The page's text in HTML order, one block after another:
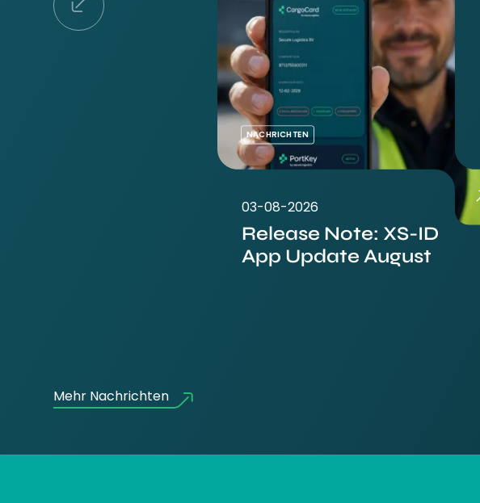
NACHRICHTEN
03-08-2026
Release Note: XS-ID
App Update August
Mehr Nachrichten